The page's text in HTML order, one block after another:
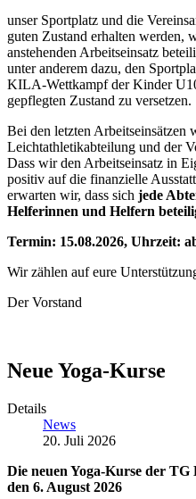
unser Sportplatz und die
guten Zustand erhalten werden,
anstehenden Arbeitseinsatz
unter anderem dazu, den
KILA-Wettkampf der Kinder
gepflegten Zustand zu versetzen.
Bei den letzten Arbeitseinsätzen
Leichtathletikabteilung und der
Dass wir den Arbeitseinsatz in
positiv auf die finanzielle
erwarten wir, dass sich jede
Helferinnen und Helfern
Termin: 15.08.2026, Uhrzeit:
Wir zählen auf eure
Der Vorstand
Neue Yoga-Kurse
Details
News
20. Juli 2026
Die neuen Yoga-Kurse der
den 6. August 2026